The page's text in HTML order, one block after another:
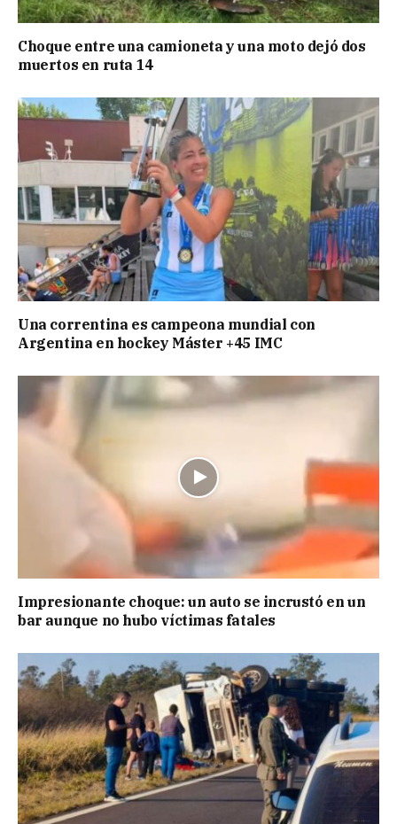
Choque entre una camioneta y una moto dejó dos
muertos en ruta 14
Una correntina es campeona mundial con
Argentina en hockey Máster +45 IMC
Impresionante choque: un auto se incrustó en un
bar aunque no hubo víctimas fatales